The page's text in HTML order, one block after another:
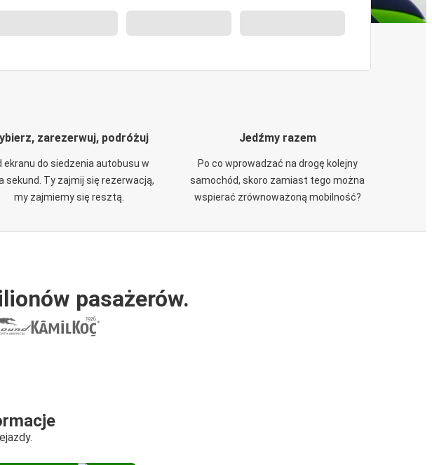
zarezerwuj, podróżuj
ekranu do siedzenia autobusu w
sekund. Ty zajmij się rezerwacją,
my zajmiemy się resztą.
Jedźmy razem
Po co wprowadzać na drogę kolejny
samochód, skoro zamiast tego można
wspierać zrównoważoną mobilność?
pasażerów.